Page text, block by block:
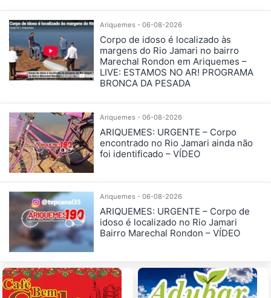
Ariquemes - 06-08-2026
Corpo de idoso é localizado às
margens do Rio Jamari no bairro
Marechal Rondon em Ariquemes –
LIVE: ESTAMOS NO AR! PROGRAMA
BRONCA DA PESADA
Ariquemes - 06-08-2026
ARIQUEMES: URGENTE – Corpo
encontrado no Rio Jamari ainda não
foi identificado – VÍDEO
Ariquemes - 06-08-2026
ARIQUEMES: URGENTE – Corpo de
idoso é localizado no Rio Jamari
Bairro Marechal Rondon – VÍDEO